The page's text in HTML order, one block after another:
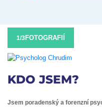
FOTOGRAFIÍ
KDO JSEM?
Jsem poradenský a forenzní